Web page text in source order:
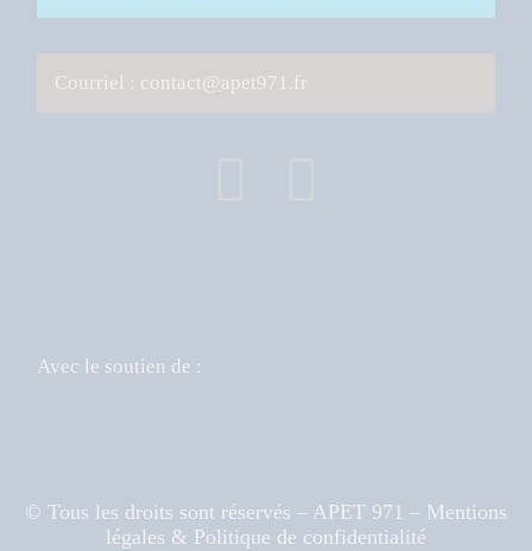
Courriel : contact@apet971.fr
Avec le soutien de :
© Tous les droits sont réservés – APET 971 – Mentions
légales & Politique de confidentialité